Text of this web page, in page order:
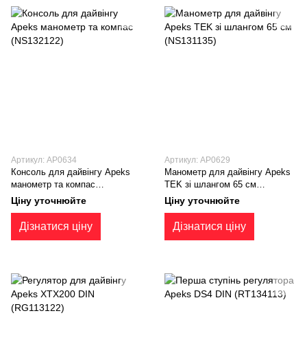
Артикул: AP0634
Консоль для дайвінгу Apeks
манометр та компас
(NS132122)
Ціну уточнюйте
Дізнатися ціну
Артикул: AP0629
Манометр для дайвінгу Apeks
TEK зі шлангом 65 см
(NS131135)
Ціну уточнюйте
Дізнатися ціну